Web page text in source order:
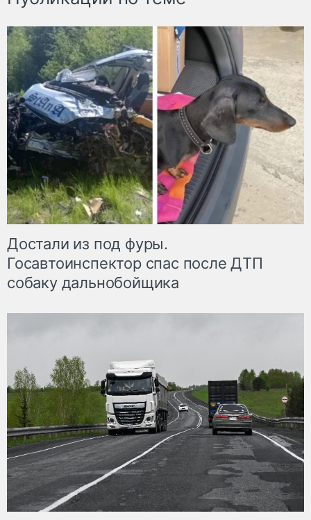
Достали из под фуры.
Госавтоинспектор спас после ДТП
собаку дальнобойщика